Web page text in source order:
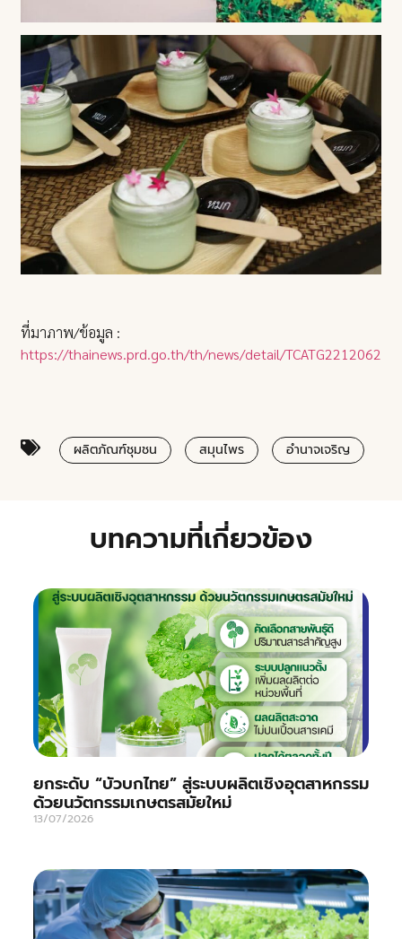
ที่มาภาพ/ข้อมูล :
https://thainews.prd.go.th/th/news/detail/
ผลิตภัณฑ์ชุมชน สมุนไพร อำนาจเจริญ
บทความที่เกี่ยวข้อง
ยกระดับ “บัวบกไทย” สู่ระบบผลิตเชิงอุตสาหกรรม
ด้วยนวัตกรรมเกษตรสมัยใหม่
13/07/2026